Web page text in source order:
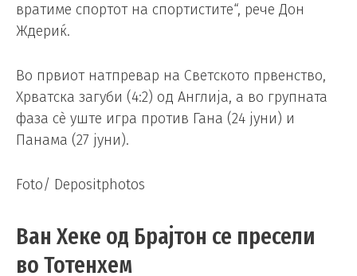
вратиме спортот на спортистите“, рече Дон
Ждериќ.
Во првиот натпревар на Светското првенство,
Хрватска загуби (4:2) од Англија, а во групната
фаза сè уште игра против Гана (24 јуни) и
Панама (27 јуни).
Foto/ Depositphotos
Ван Хеке од Брајтон се пресели
во Тотенхем